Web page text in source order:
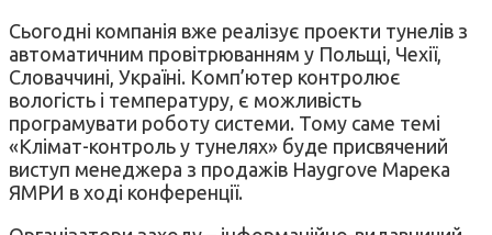
Сьогодні компанія вже реалізує проекти тунелів з
автоматичним провітрюванням у Польщі, Чехії,
Словаччині, Україні. Комп’ютер контролює
вологість і температуру, є можливість
програмувати роботу системи. Тому саме темі
«Клімат-контроль у тунелях» буде присвячений
виступ менеджера з продажів Haygrove Марека
ЯМРИ в ході конференції.